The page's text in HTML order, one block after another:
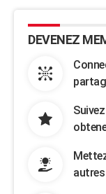
DEVENEZ